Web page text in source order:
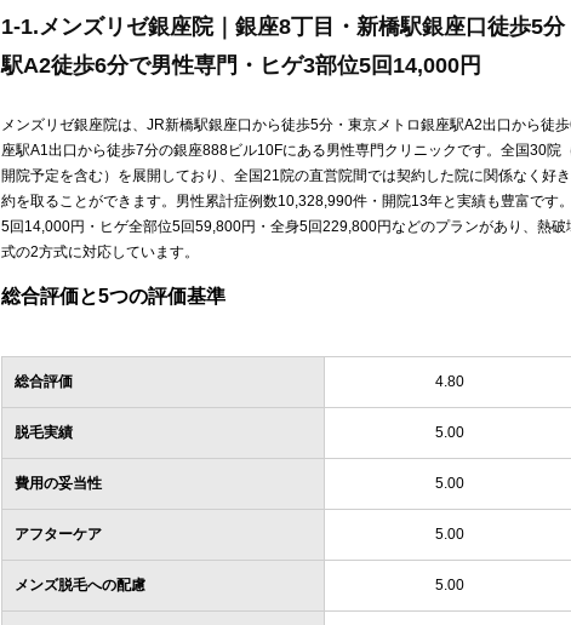
1-1.メンズリゼ銀座院｜銀座8丁目・新橋駅銀座口徒歩5分
駅A2徒歩6分で男性専門・ヒゲ3部位5回14,000円
メンズリゼ銀座院は、JR新橋駅銀座口から徒歩5分・東京メトロ銀座駅A2出口から徒
座駅A1出口から徒歩7分の銀座888ビル10Fにある男性専門クリニックです。全国30院
開院予定を含む）を展開しており、全国21院の直営院間では契約した院に関係なく好
約を取ることができます。男性累計症例数10,328,990件・開院13年と実績も豊富です
5回14,000円・ヒゲ全部位5回59,800円・全身5回229,800円などのプランがあり、熱破
式の2方式に対応しています。
総合評価と5つの評価基準
総合評価 4.80
脱毛実績 5.00
費用の妥当性 5.00
アフターケア 5.00
メンズ脱毛への配慮 5.00